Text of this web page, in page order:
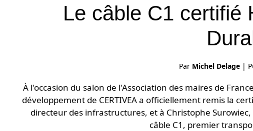
Le câble C1 certifié
Par Michel Delage |
À l'occasion du salon de l'Association des maires de
développement de CERTIVEA a officiellement remis la
directeur des infrastructures, et à Christophe
câble C1, premier